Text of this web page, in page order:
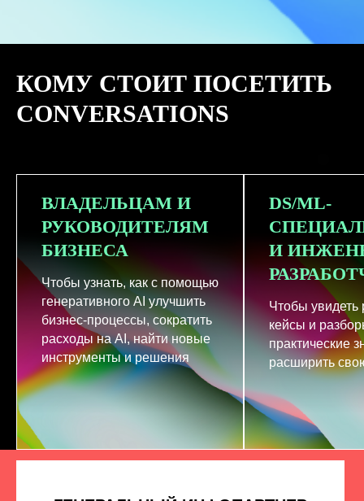
КОМУ СТОИТ ПОСЕТИТЬ
CONVERSATIONS
ВЛАДЕЛЬЦАМ И
РУКОВОДИТЕЛЯМ
БИЗНЕСА
Чтобы узнать, как с помощью
генеративного AI улучшить
бизнес-процессы, сократить
расходы на AI, найти новые
инструменты и решения
DS/ML-
И
Чтобы увидеть
кейсы и
практические
расширить
СМОТРЕТЬ ВСЕ ФОТО